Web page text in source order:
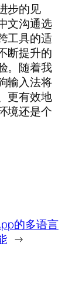
步的见
文沟通选
工具的适
断提升的
。随着我
输入法将
更有效地
境还是个
的多语言
→